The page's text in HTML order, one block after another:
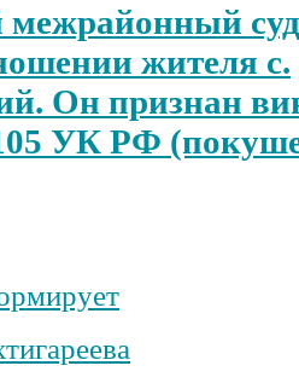
межрайонный
жителя с.
Он признан
105 УК РФ